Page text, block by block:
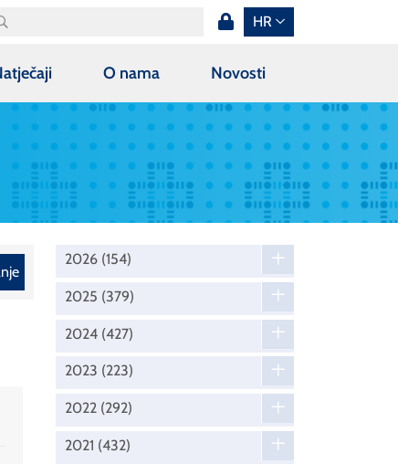
HR
O nama Novosti
2026 (154)
2025 (379)
2024 (427)
2023 (223)
2022 (292)
2021 (432)